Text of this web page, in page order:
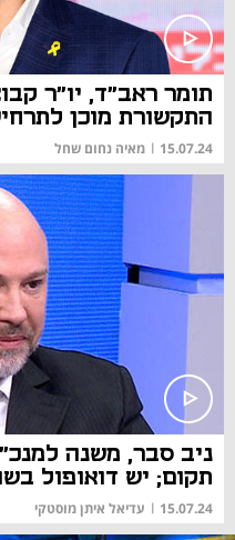
תומר ראב"ד, יו"ר
התקשורת מוכן
15.07.24
| מאיה נחום שחל
תקום; יש דואופול
15.07.24
| עדיאל איתן מוסטקי